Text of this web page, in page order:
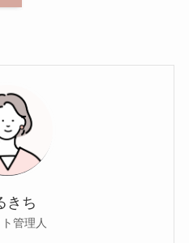
きち
管理人